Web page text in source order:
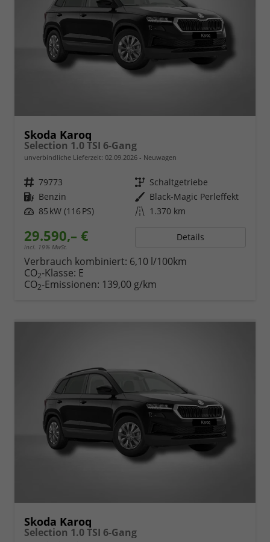
Skoda Karoq
Selection 1.0 TSI 6-Gang
unverbindliche Lieferzeit: 02.09.2026 Neuwagen
Fahrzeugnr. 79773 Getriebe Schaltgetriebe
Kraftstoff Benzin Außenfarbe Black-Magic Perleffekt
Leistung 85 kW (116 PS) Kilometerstand 1.370 km
29.590,– €
incl. 19% MwSt.
Details
Verbrauch kombiniert: 6,10 l/100km
CO2-Klasse: E
CO2-Emissionen: 139,00 g/km
Skoda Karoq
Selection 1.0 TSI 6-Gang